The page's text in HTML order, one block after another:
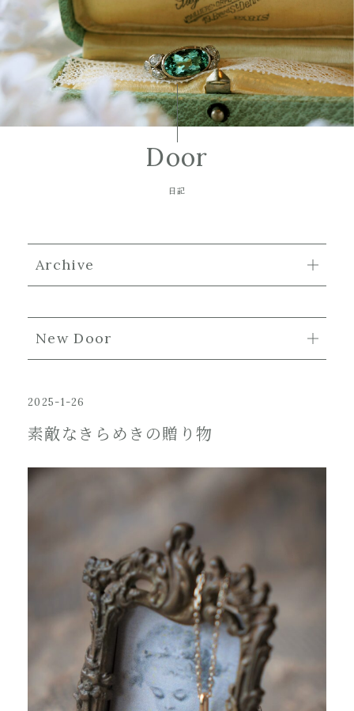
Door
日記
Archive
New Door
2025-1-26
素敵なきらめきの贈り物